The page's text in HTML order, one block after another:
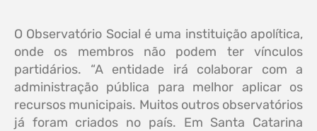
O Observatório Social é uma instituição apolítica,
onde os membros não podem ter vínculos
partidários. “A entidade irá colaborar com a
administração pública para melhor aplicar os
recursos municipais. Muitos outros observatórios
já foram criados no país. Em Santa Catarina